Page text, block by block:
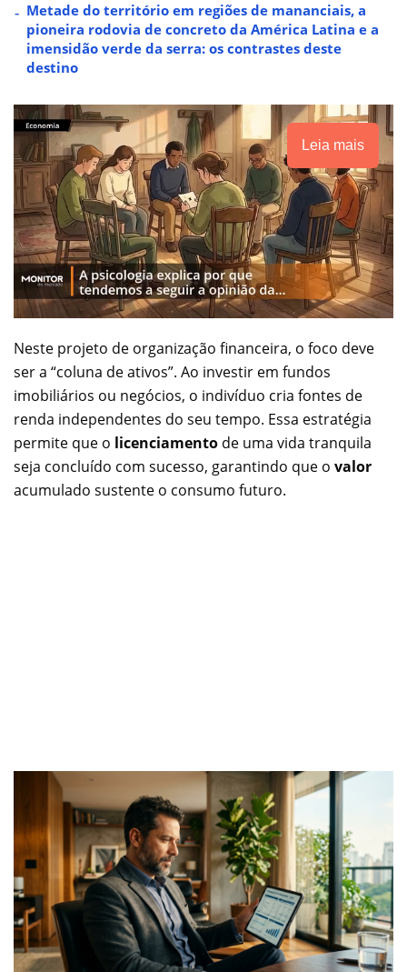
Metade do território em regiões de mananciais, a
pioneira rodovia de concreto da América Latina e a
imensidão verde da serra: os contrastes deste
destino
Leia mais
Neste projeto de organização financeira, o foco deve
ser a “coluna de ativos”. Ao investir em fundos
imobiliários ou negócios, o indivíduo cria fontes de
renda independentes do seu tempo. Essa estratégia
permite que o licenciamento de uma vida tranquila
seja concluído com sucesso, garantindo que o valor
acumulado sustente o consumo futuro.